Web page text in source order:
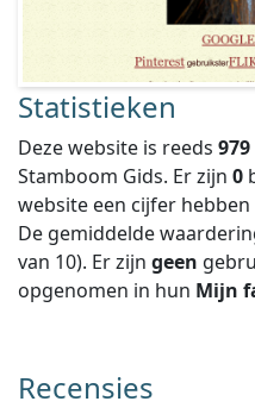
Statistieken
Deze website is reeds 979
Stamboom Gids. Er zijn 0
website een cijfer
De gemiddelde
van 10). Er zijn geen
opgenomen in hun Mijn
Recensies